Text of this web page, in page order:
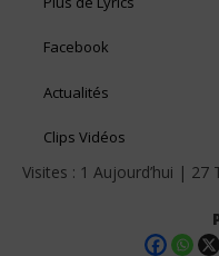
Facebook
Actualités
Clips Vidéos
Visites : 1 Aujourd’hui | 27